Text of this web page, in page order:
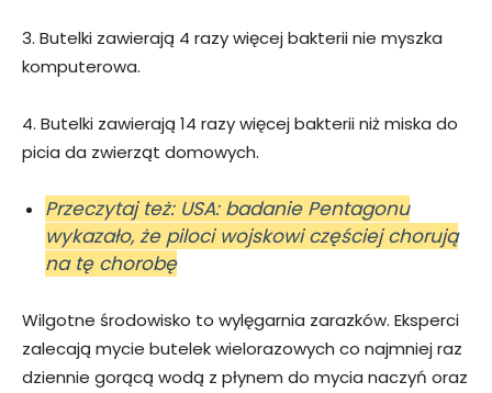
3. Butelki zawierają 4 razy więcej bakterii nie myszka
komputerowa.
4. Butelki zawierają 14 razy więcej bakterii niż miska do
picia da zwierząt domowych.
Przeczytaj też: USA: badanie Pentagonu
wykazało, że piloci wojskowi częściej chorują
na tę chorobę
Wilgotne środowisko to wylęgarnia zarazków. Eksperci
zalecają mycie butelek wielorazowych co najmniej raz
dziennie gorącą wodą z płynem do mycia naczyń oraz